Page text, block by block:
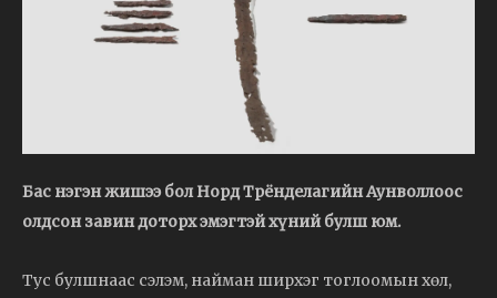
Бас нэгэн жишээ бол Норд Трёнделагийн Аунволлоос
олдсон завин доторх эмэгтэй хүний булш юм.
Тус булшнаас сэлэм, найман ширхэг тоглоомын хөл,